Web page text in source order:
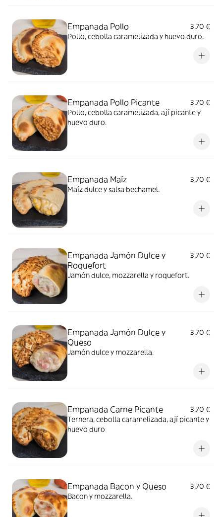
Empanada Pollo
3,70 €
Pollo, cebolla caramelizada y huevo duro.
Empanada Pollo Picante
3,70 €
Pollo, cebolla caramelizada, ají picante y
huevo duro.
Empanada Maíz
3,70 €
Maíz dulce y salsa bechamel.
Empanada Jamón Dulce y
Roquefort
3,70 €
Jamón dulce, mozzarella y roquefort.
Empanada Jamón Dulce y
Queso
3,70 €
Jamón dulce y mozzarella.
Empanada Carne Picante
3,70 €
Ternera, cebolla caramelizada, ají picante y
huevo duro
Empanada Bacon y Queso
3,70 €
Bacon y mozzarella.